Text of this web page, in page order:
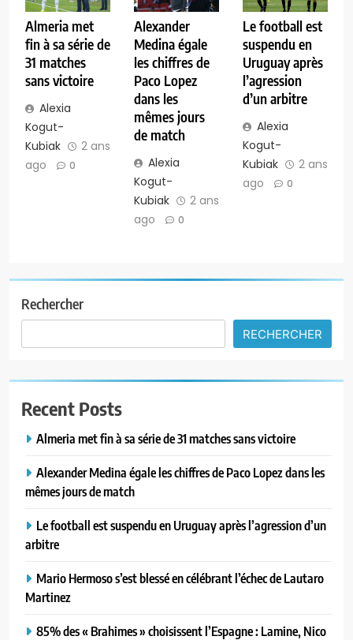
Almeria met
fin à sa série de
31 matches
sans victoire
Alexia
Kogut-
Kubiak
2 ans
ago
0
Alexander
Medina égale
les chiffres de
Paco Lopez
dans les
mêmes jours
de match
Alexia
Kogut-
Kubiak
2 ans
ago
0
Le football est
suspendu en
Uruguay après
l’agression
d’un arbitre
Alexia
Kogut-
Kubiak
2 ans
ago
0
Rechercher
RECHERCHER
Recent Posts
Almeria met fin à sa série de 31 matches sans victoire
Alexander Medina égale les chiffres de Paco Lopez dans les
mêmes jours de match
Le football est suspendu en Uruguay après l’agression d’un
arbitre
Mario Hermoso s’est blessé en célébrant l’échec de Lautaro
Martinez
85% des « Brahimes » choisissent l’Espagne : Lamine, Nico